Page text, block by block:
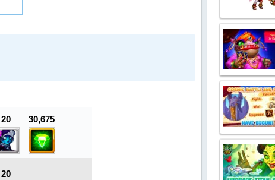
20 30,675
20